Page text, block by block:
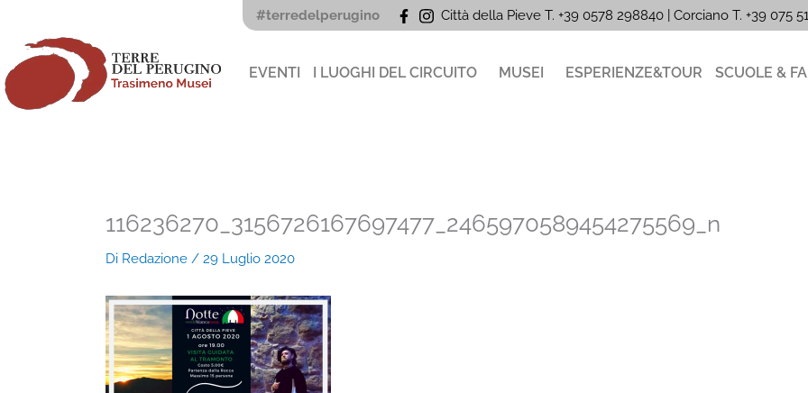
contenuto
#terredelperugino Città della Pieve T. +39 0578 298840 | Corciano T. +39 075
EVENTI I LUOGHI DEL CIRCUITO MUSEI ESPERIENZE&TOUR SCUOLE &
116236270_3156726167697477_2465970589454275569_n
Di Redazione / 29 Luglio 2020